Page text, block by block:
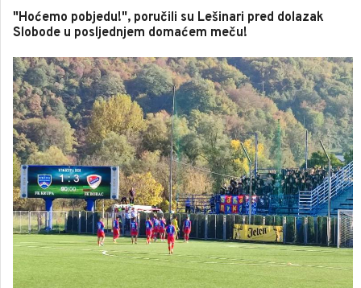
"Hoćemo pobjedu!", poručili su Lešinari pred dolazak
Slobode u posljednjem domaćem meču!